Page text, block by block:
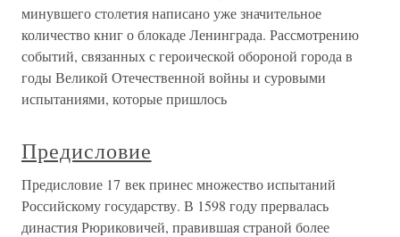
минувшего столетия написано уже значительное
количество книг о блокаде Ленинграда. Рассмотрению
событий, связанных с героической обороной города в
годы Великой Отечественной войны и суровыми
испытаниями, которые пришлось
Предисловие
Предисловие 17 век принес множество испытаний
Российскому государству. В 1598 году прервалась
династия Рюриковичей, правившая страной более